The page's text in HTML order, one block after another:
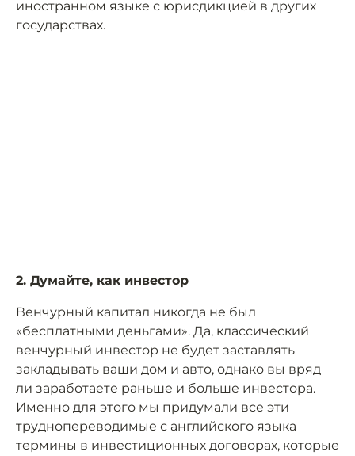
иностранном языке с юрисдикцией в других
государствах.
2. Думайте, как инвестор
Венчурный капитал никогда не был
«бесплатными деньгами». Да, классический
венчурный инвестор не будет заставлять
закладывать ваши дом и авто, однако вы вряд
ли заработаете раньше и больше инвестора.
Именно для этого мы придумали все эти
труднопереводимые с английского языка
термины в инвестиционных договорах, которые